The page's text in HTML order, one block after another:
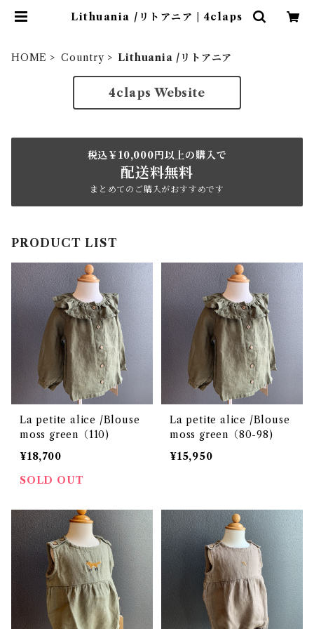
Lithuania /リトアニア | 4claps
HOME Country Lithuania /リトアニア
4claps Website
税込￥10,000円以上の購入で
配送料無料
まとめてのご購入がおすすめです
PRODUCT LIST
La petite alice /Blouse
moss green（110)
¥18,700
SOLD OUT
La petite alice /Blouse
moss green（80-98)
¥15,950